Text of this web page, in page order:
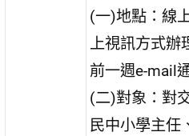
(一)地點：線
上視訊方式辦
前一週e-mail
(二)對象：對
民中小學主任